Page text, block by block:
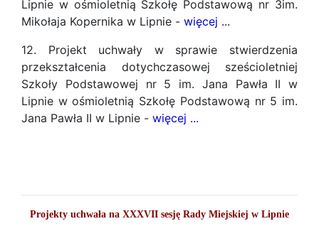
Lipnie w ośmioletnią Szkołę Podstawową nr 3im.
Mikołaja Kopernika w Lipnie - więcej ...
12. Projekt uchwały w sprawie stwierdzenia
przekształcenia dotychczasowej sześcioletniej
Szkoły Podstawowej nr 5 im. Jana Pawła II w
Lipnie w ośmioletnią Szkołę Podstawową nr 5 im.
Jana Pawła II w Lipnie - więcej ...
Projekty uchwała na XXXVII sesję Rady Miejskiej w Lipnie